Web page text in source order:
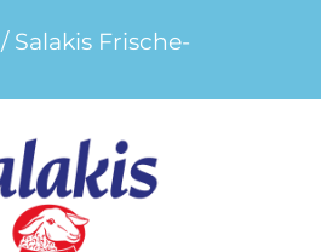
/ Salakis Frische-